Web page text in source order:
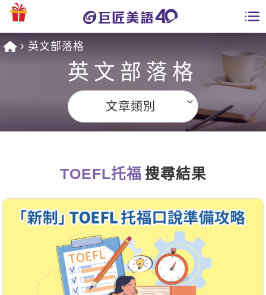
日語課程總表
英文會話
商用英文
英文檢定
TOEIC 多益課程
IELTS 雅思課程
能力養成
自然發音
特色課程
英文部落格
多益秒學堂
影音學英文
師資團隊
學習分享
學員故事
校園贊助
英文部落格
英文部落格
文章類別
TOEFL托福 搜尋結果